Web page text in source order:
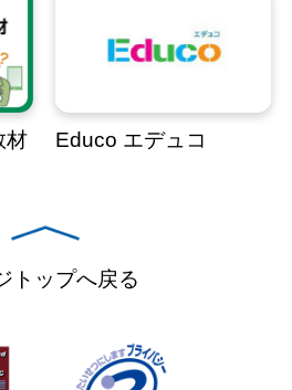
材
Educo エデュコ
トップへ戻る